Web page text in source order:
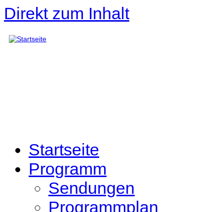
Direkt zum Inhalt
Startseite
Programm
Sendungen
Programmplan